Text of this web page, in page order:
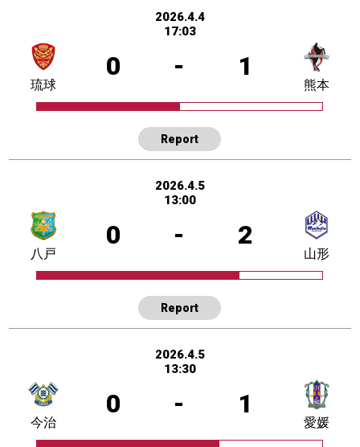
2026.4.4
17:03
0 - 1
琉球 熊本
Report
2026.4.5
13:00
0 - 2
八戸 山形
Report
2026.4.5
13:30
0 - 1
今治 愛媛